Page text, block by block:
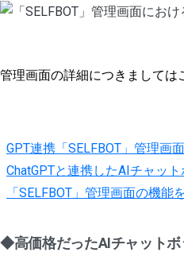
管理画面の詳細につきましては
GPT連携「SELFBOT」管理画
ChatGPTと連携したAIチャッ
「SELFBOT」管理画面の機
◆高価格だったAIチャット